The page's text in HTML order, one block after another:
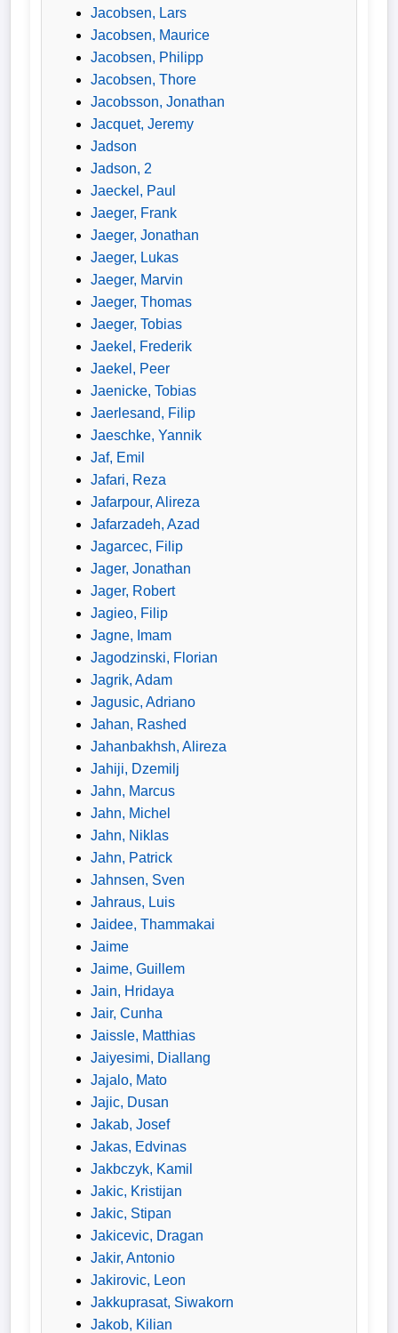
Jacobsen, Lars
Jacobsen, Maurice
Jacobsen, Philipp
Jacobsen, Thore
Jacobsson, Jonathan
Jacquet, Jeremy
Jadson
Jadson, 2
Jaeckel, Paul
Jaeger, Frank
Jaeger, Jonathan
Jaeger, Lukas
Jaeger, Marvin
Jaeger, Thomas
Jaeger, Tobias
Jaekel, Frederik
Jaekel, Peer
Jaenicke, Tobias
Jaerlesand, Filip
Jaeschke, Yannik
Jaf, Emil
Jafari, Reza
Jafarpour, Alireza
Jafarzadeh, Azad
Jagarcec, Filip
Jager, Jonathan
Jager, Robert
Jagieo, Filip
Jagne, Imam
Jagodzinski, Florian
Jagrik, Adam
Jagusic, Adriano
Jahan, Rashed
Jahanbakhsh, Alireza
Jahiji, Dzemilj
Jahn, Marcus
Jahn, Michel
Jahn, Niklas
Jahn, Patrick
Jahnsen, Sven
Jahraus, Luis
Jaidee, Thammakai
Jaime
Jaime, Guillem
Jain, Hridaya
Jair, Cunha
Jaissle, Matthias
Jaiyesimi, Diallang
Jajalo, Mato
Jajic, Dusan
Jakab, Josef
Jakas, Edvinas
Jakbczyk, Kamil
Jakic, Kristijan
Jakic, Stipan
Jakicevic, Dragan
Jakir, Antonio
Jakirovic, Leon
Jakkuprasat, Siwakorn
Jakob, Kilian